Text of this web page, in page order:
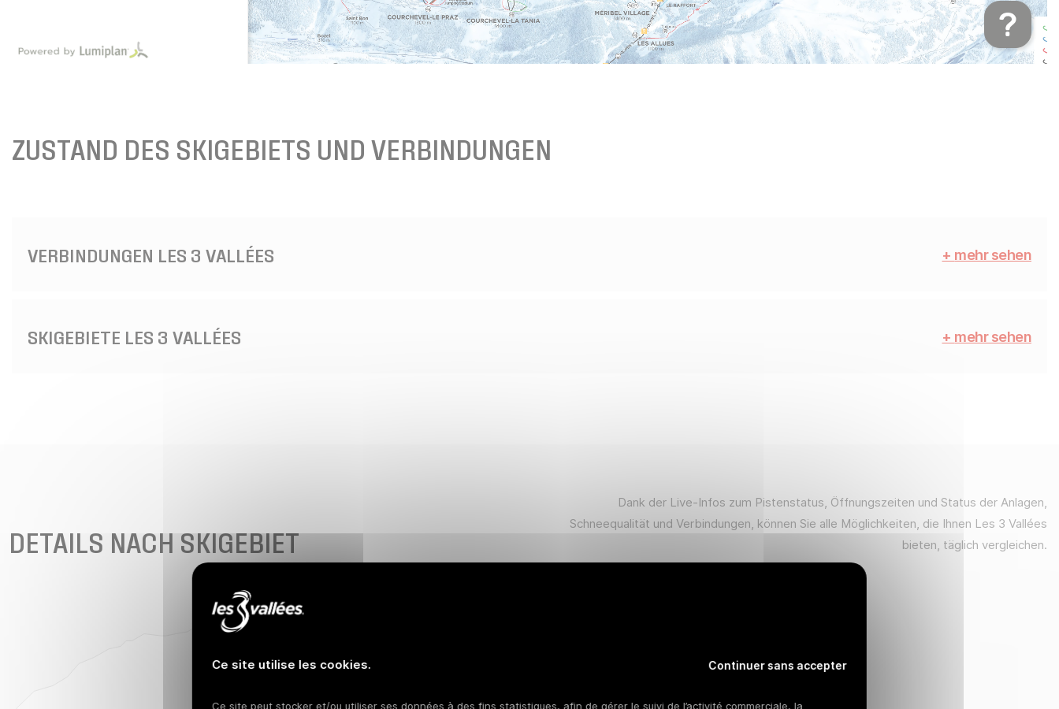
ZUSTAND DES SKIGEBIETS UND VERBINDUNGEN
VERBINDUNGEN LES 3 VALLÉES + mehr sehen
SKIGEBIETE LES 3 VALLÉES + mehr sehen
DETAILS NACH SKIGEBIET
Dank der Live-Infos zum Pistenstatus, Öffnungszeiten und Status der Anlagen,
Schneequalität und Verbindungen, können Sie alle Möglichkeiten, die Ihnen Les 3 Vallées
bieten, täglich vergleichen.
Ce site utilise les cookies. Continuer sans accepter
Ce site peut stocker et/ou utiliser ses données à des fins statistiques, afin de gérer le suivi de l’activité commerciale, la